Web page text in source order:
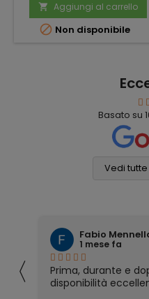
 Aggiungi al carrello
 Non disponibile
Basato su
Vedi
〈
Fabio
1 mese fa
Prima, durante e
disponibilità